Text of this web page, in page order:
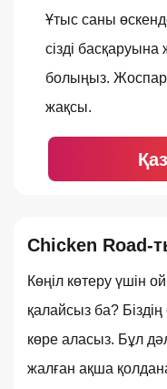
Ұтыс саны
сізді
болыңыз.
жақсы.
Chicken Road-
Көңіл көтеру үшін
қалайсыз ба?
көре аласыз. Бұл
жалған ақша